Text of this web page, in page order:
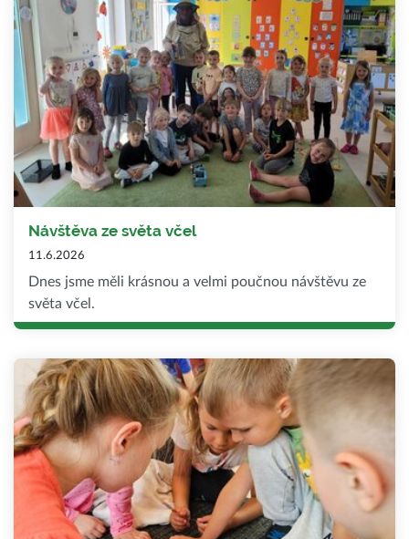
Návštěva ze světa včel
11.6.2026
Dnes jsme měli krásnou a velmi poučnou návštěvu ze
světa včel.